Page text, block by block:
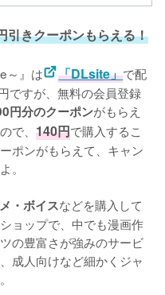
引きクーポンもらえる！
～』は 「DLsite」で配
ですが、無料の会員登録
円分のクーポンがもらえ
で、 140円で購入するこ
ポンがもらえて、キャン
。
・ボイスなどを購入して
ョップで、中でも漫画作
の豊富さが強みのサービ
成人向けなど細かくジャ